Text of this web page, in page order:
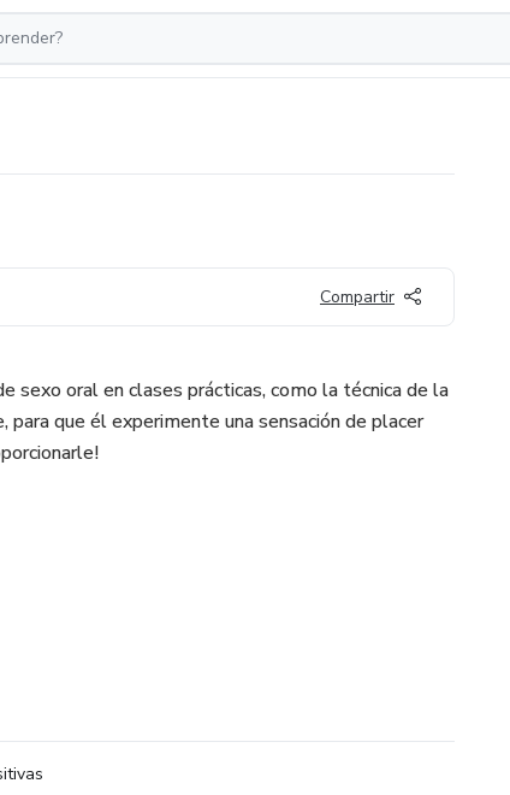
Compartir
sexo oral en clases prácticas, como la técnica de la
que él experimente una sensación de placer